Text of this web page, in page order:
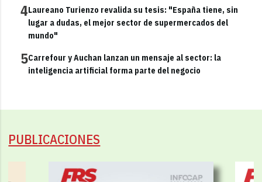
4Laureano Turienzo revalida su tesis: "España tiene, sin
lugar a dudas, el mejor sector de supermercados del
mundo"
5Carrefour y Auchan lanzan un mensaje al sector: la
inteligencia artificial forma parte del negocio
PUBLICACIONES